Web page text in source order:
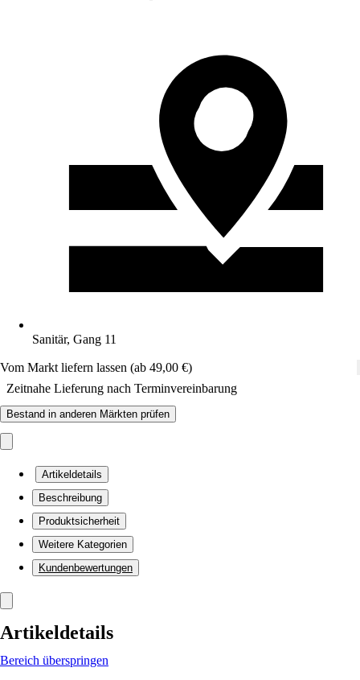
Sanitär, Gang 11
Vom Markt liefern lassen (ab 49,00 €)
Zeitnahe Lieferung nach Terminvereinbarung
Bestand in anderen Märkten prüfen
Artikeldetails
Beschreibung
Produktsicherheit
Weitere Kategorien
Kundenbewertungen
Artikeldetails
Bereich überspringen